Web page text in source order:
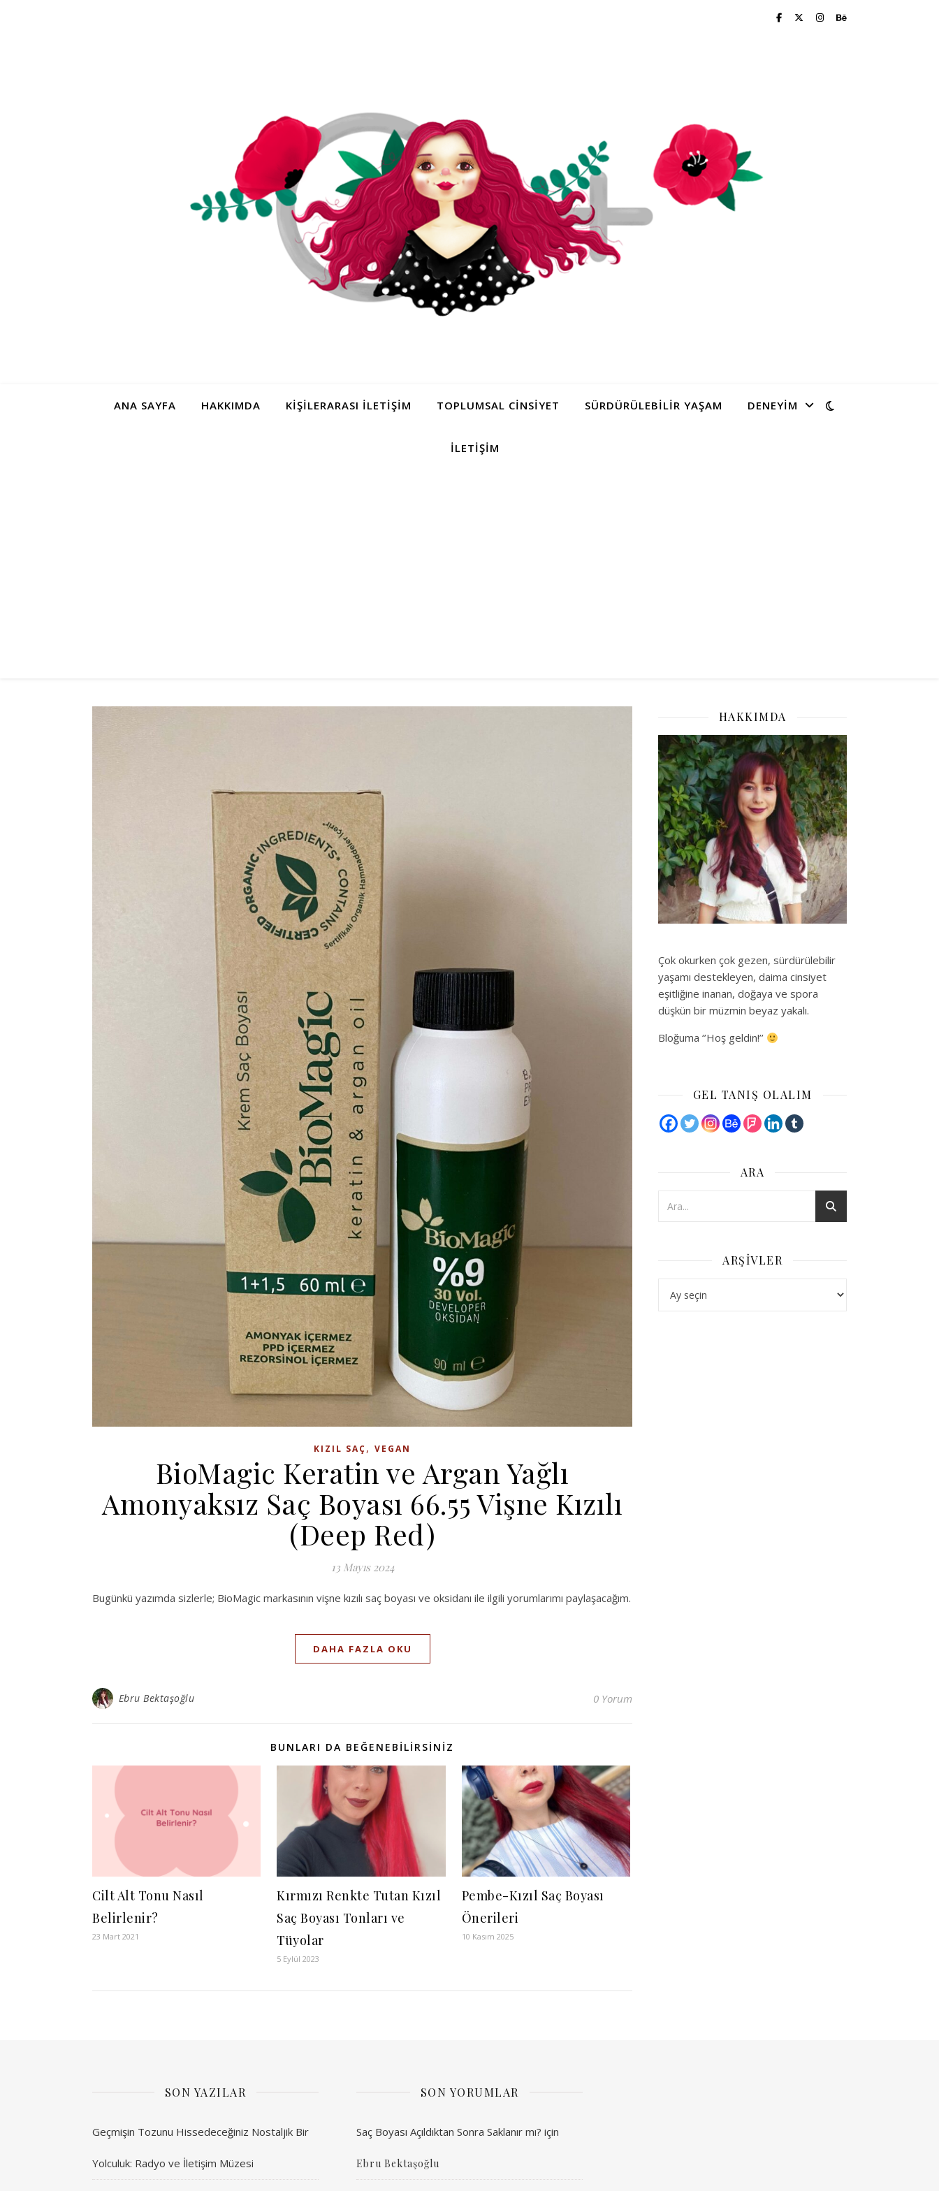
ANA SAYFA HAKKIMDA KIŞILERARASI İLETIŞIM TOPLUMSAL CINSIYET SÜRDÜRÜLEBILIR YAŞAM DENEYIM
İLETIŞIM
KIZIL SAÇ, VEGAN
BioMagic Keratin ve Argan Yağlı
Amonyaksız Saç Boyası 66.55 Vişne Kızılı
(Deep Red)
13 Mayıs 2024
Bugünkü yazımda sizlerle; BioMagic markasının vişne kızılı saç boyası ve oksidanı ile ilgili yorumlarımı paylaşacağım.
DAHA FAZLA OKU
Ebru Bektaşoğlu 0 Yorum
BUNLARI DA BEĞENEBILIRSINIZ
Cilt Alt Tonu Nasıl
Belirlenir?
23 Mart 2021
Kırmızı Renkte Tutan Kızıl
Saç Boyası Tonları ve
Tüyolar
5 Eylül 2023
Pembe-Kızıl Saç Boyası
Önerileri
10 Kasım 2025
HAKKIMDA
Çok okurken çok gezen, sürdürülebilir
yaşamı destekleyen, daima cinsiyet
eşitliğine inanan, doğaya ve spora
düşkün bir müzmin beyaz yakalı.
Bloğuma ‘’Hoş geldin!’’
GEL TANIŞ OLALIM
ARA
ARŞIVLER
SON YAZILAR
Geçmişin Tozunu Hissedeceğiniz Nostaljik Bir
Yolculuk: Radyo ve İletişim Müzesi
SON YORUMLAR
Saç Boyası Açıldıktan Sonra Saklanır mı? için
Ebru Bektaşoğlu